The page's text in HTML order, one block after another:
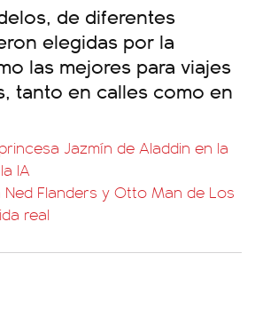
de diferentes
elegidas por la
las mejores para viajes
tanto en calles como en
Jazmín de Aladdin en la
IA
Flanders y Otto Man de Los
real